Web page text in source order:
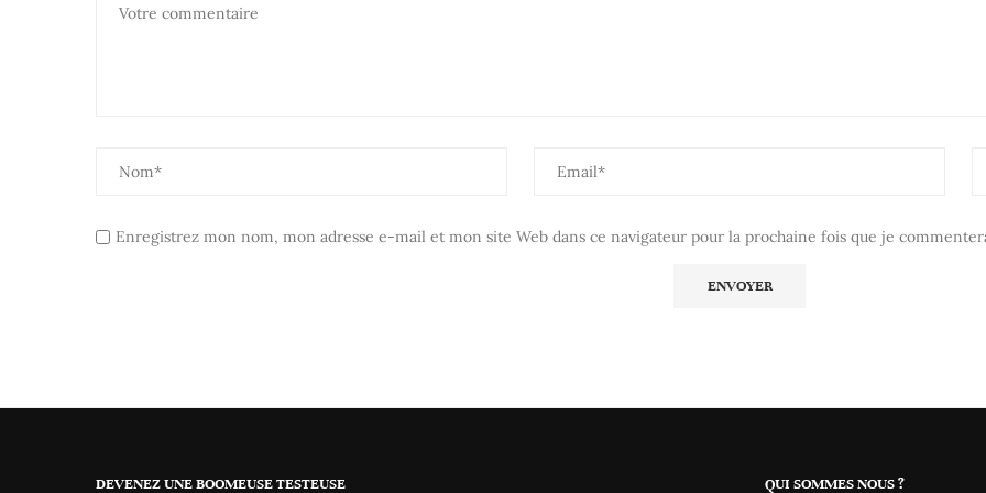
Enregistrez mon nom, mon adresse e-mail et mon site Web dans ce navigateur pour la prochaine fois que je
DEVENEZ UNE BOOMEUSE TESTEUSE QUI SOMMES NOUS ?